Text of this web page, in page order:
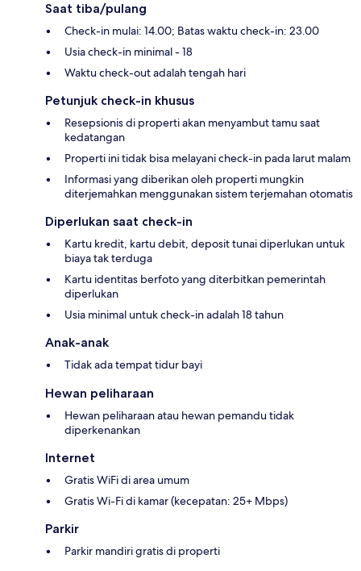
Saat tiba/pulang
Check-in mulai: 14.00; Batas waktu check-in: 23.00
Usia check-in minimal - 18
Waktu check-out adalah tengah hari
Petunjuk check-in khusus
Resepsionis di properti akan menyambut tamu saat
kedatangan
Properti ini tidak bisa melayani check-in pada larut malam
Informasi yang diberikan oleh properti mungkin
diterjemahkan menggunakan sistem terjemahan otomatis
Diperlukan saat check-in
Kartu kredit, kartu debit, deposit tunai diperlukan untuk
biaya tak terduga
Kartu identitas berfoto yang diterbitkan pemerintah
diperlukan
Usia minimal untuk check-in adalah 18 tahun
Anak-anak
Tidak ada tempat tidur bayi
Hewan peliharaan
Hewan peliharaan atau hewan pemandu tidak
diperkenankan
Internet
Gratis WiFi di area umum
Gratis Wi-Fi di kamar (kecepatan: 25+ Mbps)
Parkir
Parkir mandiri gratis di properti